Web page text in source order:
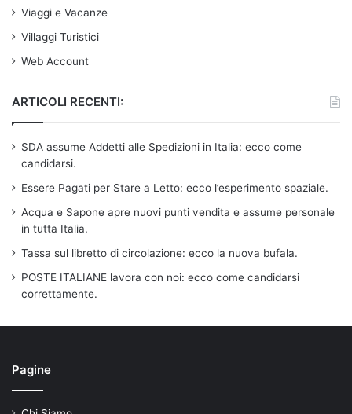
Viaggi e Vacanze
Villaggi Turistici
Web Account
ARTICOLI RECENTI:
SDA assume Addetti alle Spedizioni in Italia: ecco come
candidarsi.
Essere Pagati per Stare a Letto: ecco l’esperimento spaziale.
Acqua e Sapone apre nuovi punti vendita e assume personale
in tutta Italia.
Tassa sul libretto di circolazione: ecco la nuova bufala.
POSTE ITALIANE lavora con noi: ecco come candidarsi
correttamente.
Pagine